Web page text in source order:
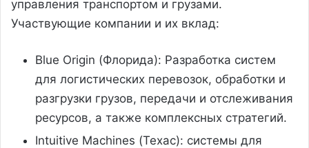
управления транспортом и грузами.
Участвующие компании и их вклад:
Blue Origin (Флорида): Разработка систем
для логистических перевозок, обработки и
разгрузки грузов, передачи и отслеживания
ресурсов, а также комплексных стратегий.
Intuitive Machines (Техас): системы для